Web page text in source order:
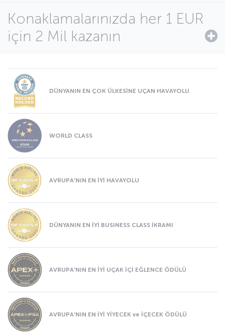
Konaklamalarınızda her 1 EUR
için 2 Mil kazanın
DÜNYANIN EN ÇOK ÜLKESİNE UÇAN HAVAYOLU
WORLD CLASS
AVRUPA’NIN EN İYİ HAVAYOLU
DÜNYANIN EN İYİ BUSINESS CLASS İKRAMI
AVRUPA’NIN EN İYİ UÇAK İÇİ EĞLENCE ÖDÜLÜ
AVRUPA’NIN EN İYİ YİYECEK ve İÇECEK ÖDÜLÜ